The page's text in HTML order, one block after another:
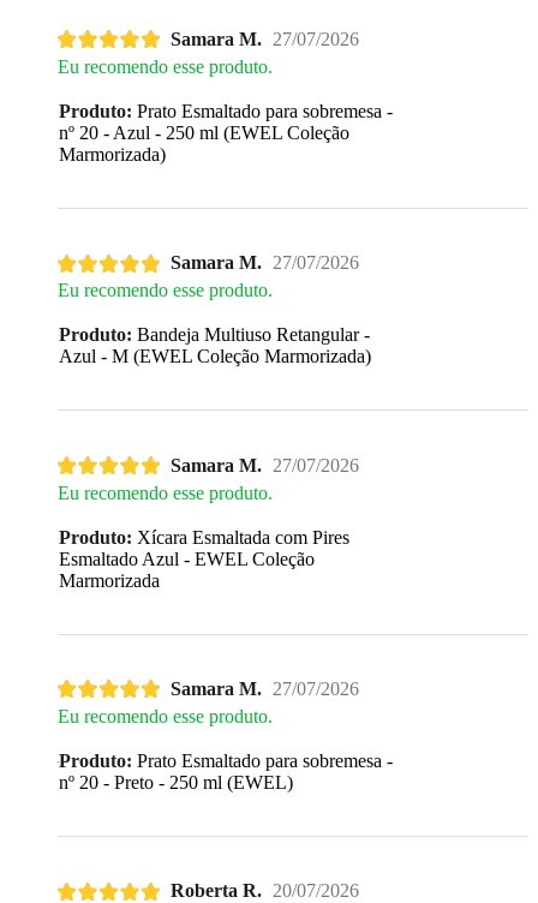
Samara M. 27/07/2026
Eu recomendo esse produto.
Produto: Prato Esmaltado para sobremesa -
nº 20 - Azul - 250 ml (EWEL Coleção
Marmorizada)
Samara M. 27/07/2026
Eu recomendo esse produto.
Produto: Bandeja Multiuso Retangular -
Azul - M (EWEL Coleção Marmorizada)
Samara M. 27/07/2026
Eu recomendo esse produto.
Produto: Xícara Esmaltada com Pires
Esmaltado Azul - EWEL Coleção
Marmorizada
Samara M. 27/07/2026
Eu recomendo esse produto.
Produto: Prato Esmaltado para sobremesa -
nº 20 - Preto - 250 ml (EWEL)
Roberta R. 20/07/2026